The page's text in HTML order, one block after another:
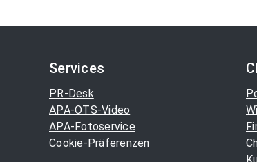
Services
PR-Desk
APA-OTS-Video
APA-Fotoservice
Cookie-Präferenzen